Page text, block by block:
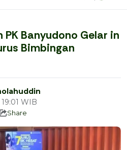
PK Banyudono Gelar in
Bimbingan
WIB
Share